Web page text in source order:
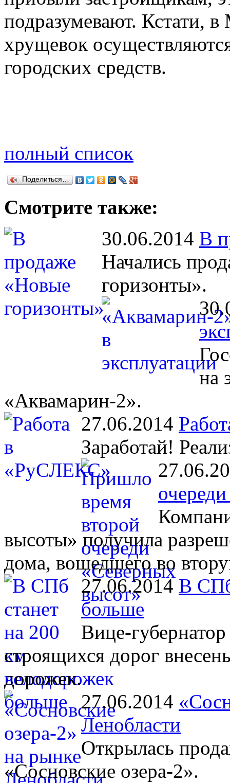
подразумевают. Кстати,
хрущевок
городских средств.
полный список
Поделиться…
Смотрите также:
30.06.2014 В
Начались
горизонты».
на
«Аквамарин-2».
27.06.2014
Заработай!
высоты» получила
дома, вошедшего во
27.06.2014 В
больше
Вице-
строящихся дорог
дорожек.
27.06.2014
Ленобласти
Открылась
«Сосновские озера-2».